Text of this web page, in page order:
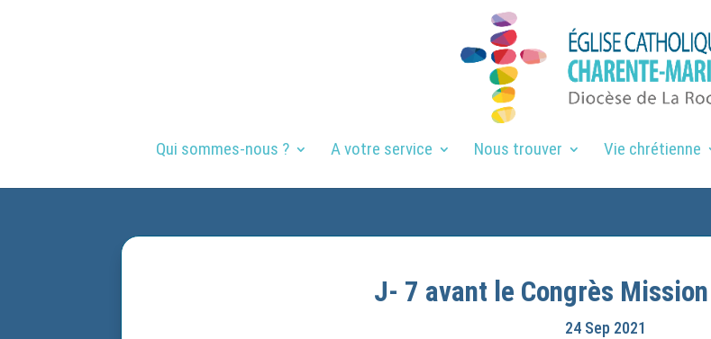
Qui sommes-nous ? A votre service Nous trouver Vie chrétienne
J- 7 avant le Congrès
24 Sep 2021